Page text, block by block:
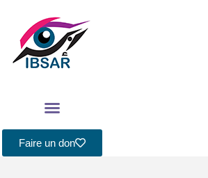
Faire un don